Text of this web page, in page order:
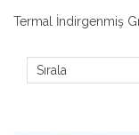
Termal İndirgenmiş